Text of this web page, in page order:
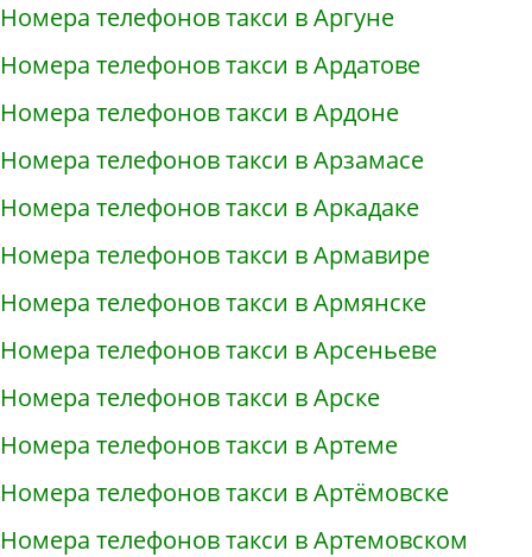
Номера телефонов такси в Аргуне
Номера телефонов такси в Ардатове
Номера телефонов такси в Ардоне
Номера телефонов такси в Арзамасе
Номера телефонов такси в Аркадаке
Номера телефонов такси в Армавире
Номера телефонов такси в Армянске
Номера телефонов такси в Арсеньеве
Номера телефонов такси в Арске
Номера телефонов такси в Артеме
Номера телефонов такси в Артёмовске
Номера телефонов такси в Артемовском